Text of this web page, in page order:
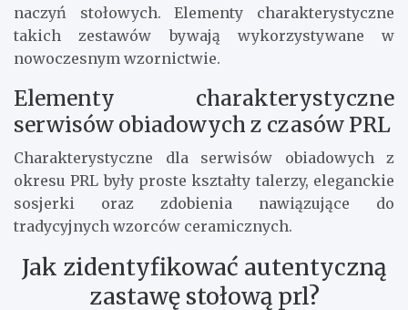
naczyń stołowych. Elementy charakterystyczne
takich zestawów bywają wykorzystywane w
nowoczesnym wzornictwie.
Elementy charakterystyczne
serwisów obiadowych z czasów PRL
Charakterystyczne dla serwisów obiadowych z
okresu PRL były proste kształty talerzy, eleganckie
sosjerki oraz zdobienia nawiązujące do
tradycyjnych wzorców ceramicznych.
Jak zidentyfikować autentyczną
zastawę stołową prl?